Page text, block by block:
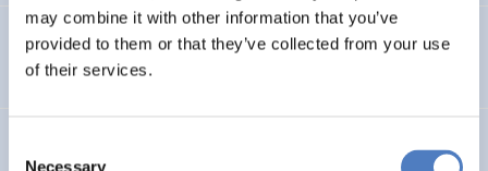
may combine it with other information that you’ve
provided to them or that they’ve collected from your use
of their services.
Necessary
Telearbeit
Wirkungsanalyse der wirtschaftsbezogenen F&E-Mittel